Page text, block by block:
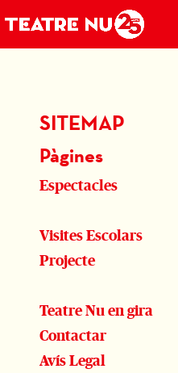
SITEMAP
Pàgines
Espectacles
Visites Escolars
Projecte
Teatre Nu en gira
Contactar
Avís Legal